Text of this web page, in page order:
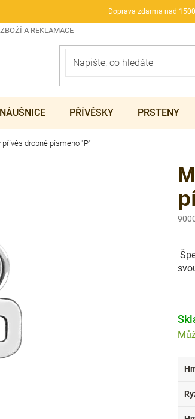
Doprava zdarma nad
A REKLAMACE
NÁUŠNICE PŘÍVĚSKY PRSTENY
přívěs drobné písmeno "P"